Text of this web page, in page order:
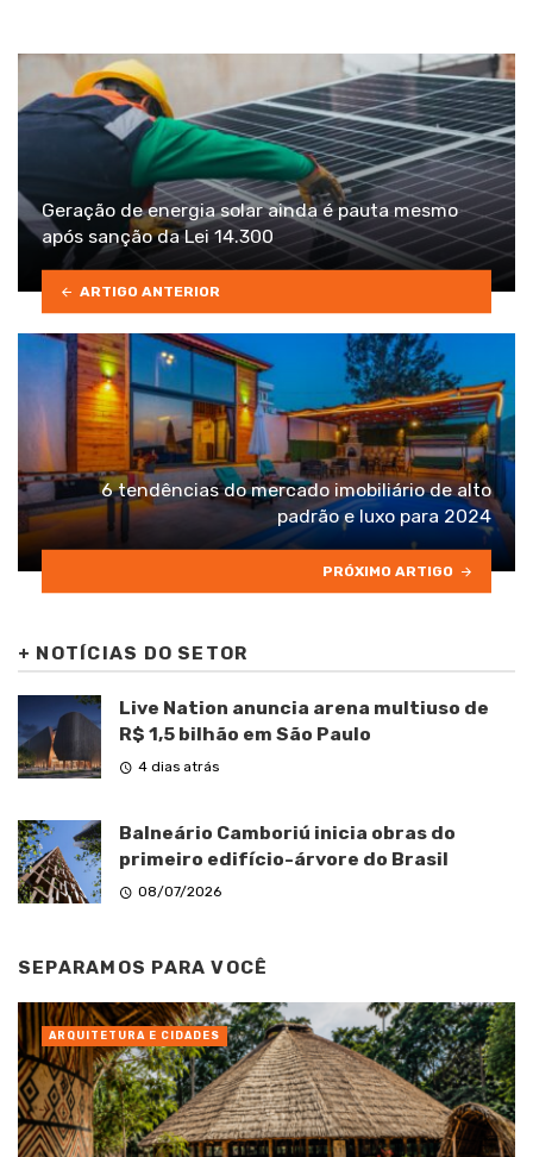
Geração de energia solar ainda é pauta mesmo
após sanção da Lei 14.300
ARTIGO ANTERIOR
6 tendências do mercado imobiliário de alto
padrão e luxo para 2024
PRÓXIMO ARTIGO
+ NOTÍCIAS DO SETOR
Live Nation anuncia arena multiuso de
R$ 1,5 bilhão em São Paulo
4 dias atrás
Balneário Camboriú inicia obras do
primeiro edifício-árvore do Brasil
08/07/2026
SEPARAMOS PARA VOCÊ
ARQUITETURA E CIDADES